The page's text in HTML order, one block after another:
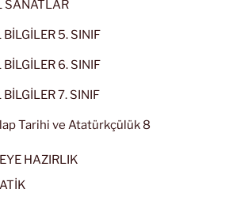
SANATLAR
BİLGİLER 5. SINIF
BİLGİLER 6. SINIF
BİLGİLER 7. SINIF
Tarihi ve Atatürkçülük 8
HAZIRLIK